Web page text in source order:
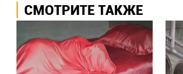
СМОТРИТЕ ТАКЖЕ